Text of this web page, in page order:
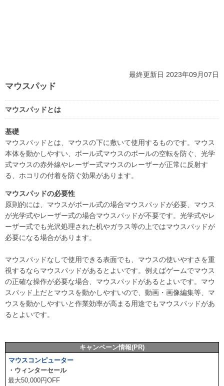
最終更新日 2023年09月07日
マウスパッド
マウスパッドとは
基礎
マウスパッドとは、マウスの下に敷いて使用するものです。マウス
本体を動かしやすい、ボール式マウスのボールの空転を防ぐ、光学
式マウスの赤外線やレーザー式マウスのレーザーが正常に反射す
る、ホコリの付着を防ぐ効果があります。
マウスパッドの必要性
原則的には、マウスがボール式の場合マウスパッドが必要、マウス
が光学式やレーザー式の場合マウスパッドが不要です。光学式やレ
ーザー式でも光沢処理された机やガラス等の上ではマウスパッドが
必要になる場合があります。
マウスパッドなしで使用できる表面でも、マウスの使いやすさを重
視するならマウスパッドがあるとよいです。例えばゲームでマウス
の正確な操作が必要な場合、マウスパッドがあるとよいです。マウ
スパッド上だとマウスを動かしやすいので、動画・画像編集等、マ
ウスを動かしやすいと作業効率が高まる用途でもマウスパッドがあ
るとよいです。
キャンペーン情報(PR)
マウスコンピューター
・ウィンターセール
最大50,000円OFF